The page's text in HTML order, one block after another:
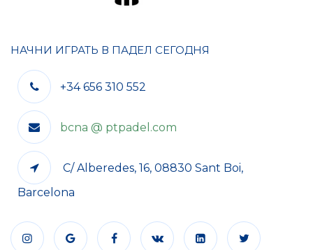
НАЧНИ ИГРАТЬ В ПАДЕЛ СЕГОДНЯ
+34 656 310 552
bcna @ ptpadel.com
C/ Alberedes, 16, 08830 Sant Boi,
Barcelona